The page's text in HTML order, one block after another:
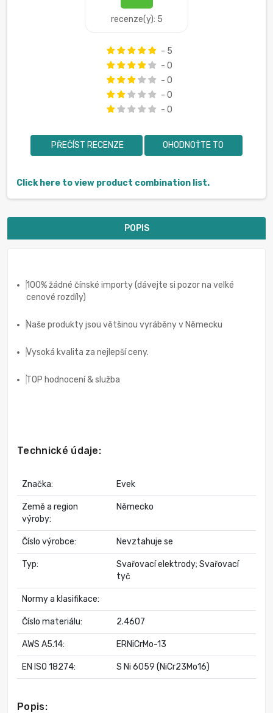
recenze(y): 5
- 5
- 0
- 0
- 0
- 0
PŘEČÍST RECENZE OHODNOŤTE TO
Click here to view product combination list.
POPIS
100% žádné čínské importy (dávejte si pozor na velké
cenové rozdíly)
Naše produkty jsou většinou vyráběny v Německu
Vysoká kvalita za nejlepší ceny.
TOP hodnocení & služba
Technické údaje:
Značka: Evek
Země a region
výroby:
Německo
Číslo výrobce: Nevztahuje se
Typ:
Svařovací elektrody; Svařovací
tyč
Normy a klasifikace:
Číslo materiálu: 2.4607
AWS A5.14: ERNiCrMo-13
EN ISO 18274: S Ni 6059 (NiCr23Mo16)
Popis: